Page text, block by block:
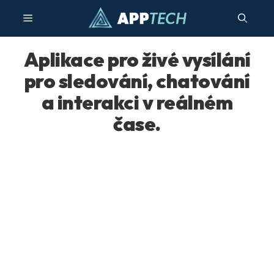
obsah
Menu
Aplikace pro živé vysílání
pro sledování, chatování
a interakci v reálném
čase.